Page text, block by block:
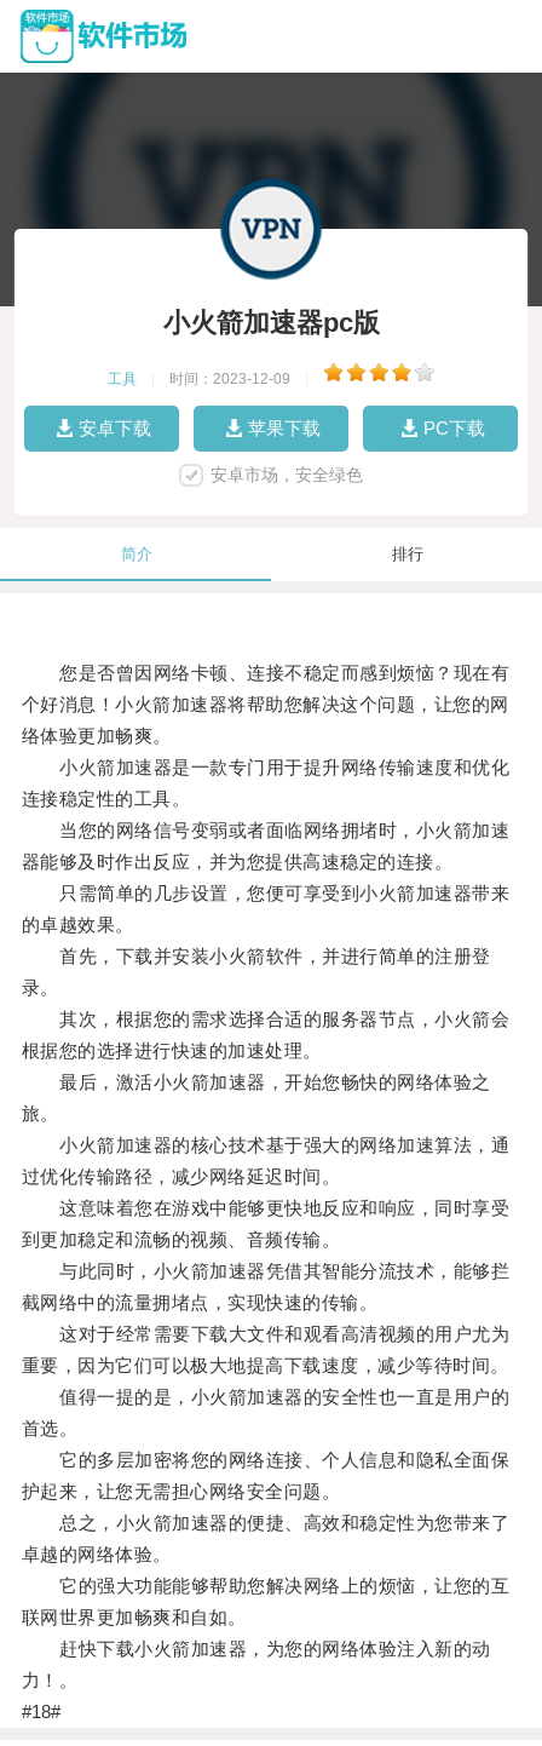
小火箭加速器pc版
工具 时间：2023-12-09
安卓下载 苹果下载 PC下载
安卓市场，安全绿色
简介 排行
您是否曾因网络卡顿、连接不稳定而感到烦恼？现在有
个好消息！小火箭加速器将帮助您解决这个问题，让您的网
络体验更加畅爽。
小火箭加速器是一款专门用于提升网络传输速度和优化
连接稳定性的工具。
当您的网络信号变弱或者面临网络拥堵时，小火箭加速
器能够及时作出反应，并为您提供高速稳定的连接。
只需简单的几步设置，您便可享受到小火箭加速器带来
的卓越效果。
首先，下载并安装小火箭软件，并进行简单的注册登
录。
其次，根据您的需求选择合适的服务器节点，小火箭会
根据您的选择进行快速的加速处理。
最后，激活小火箭加速器，开始您畅快的网络体验之
旅。
小火箭加速器的核心技术基于强大的网络加速算法，通
过优化传输路径，减少网络延迟时间。
这意味着您在游戏中能够更快地反应和响应，同时享受
到更加稳定和流畅的视频、音频传输。
与此同时，小火箭加速器凭借其智能分流技术，能够拦
截网络中的流量拥堵点，实现快速的传输。
这对于经常需要下载大文件和观看高清视频的用户尤为
重要，因为它们可以极大地提高下载速度，减少等待时间。
值得一提的是，小火箭加速器的安全性也一直是用户的
首选。
它的多层加密将您的网络连接、个人信息和隐私全面保
护起来，让您无需担心网络安全问题。
总之，小火箭加速器的便捷、高效和稳定性为您带来了
卓越的网络体验。
它的强大功能能够帮助您解决网络上的烦恼，让您的互
联网世界更加畅爽和自如。
赶快下载小火箭加速器，为您的网络体验注入新的动
力！。
#18#